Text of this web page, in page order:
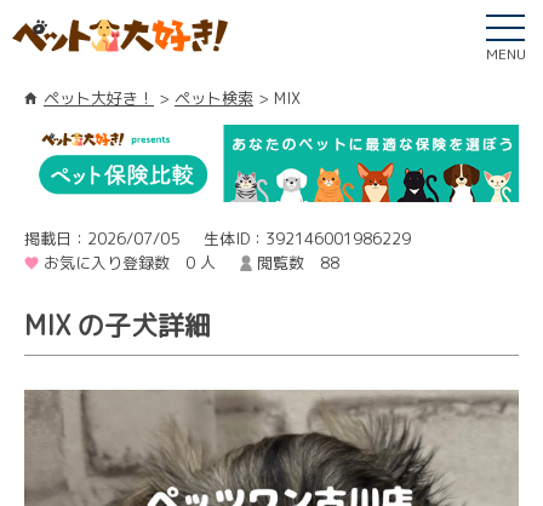
MENU
ペット大好き！ ペット検索 MIX
掲載日：2026/07/05
生体ID：392146001986229
お気に入り登録数 0 人
閲覧数 88
MIX の子犬詳細